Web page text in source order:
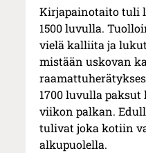
Kirjapainotaito tuli
1500 luvulla.
vielä kalliita ja
mistään uskovan
1700 luvulla
viikon palkan.
tulivat joka kotiin
alkupuolella.